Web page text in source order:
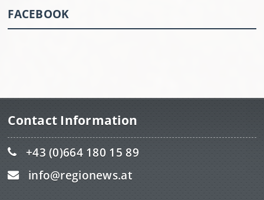
FACEBOOK
Contact Information
+43 (0)664 180 15 89
info@regionews.at